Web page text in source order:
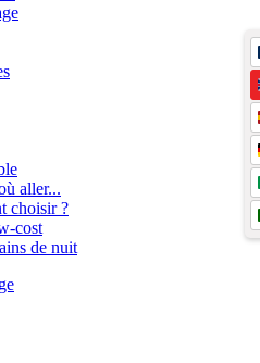
aller...
choisir ?
cost
de nuit